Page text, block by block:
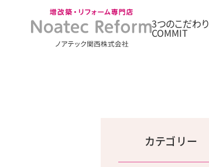
3つのこだわり
カテゴリー